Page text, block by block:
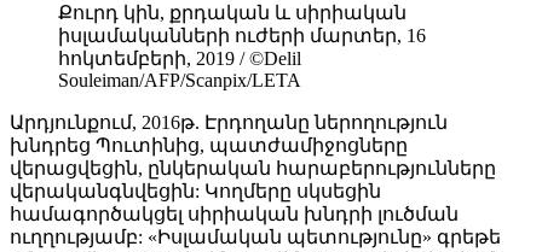
Քուրդ կին, քրդական և սիրիական
իսլամականների ուժերի մարտեր, 16
հոկտեմբերի, 2019 / ©Delil
Souleiman/AFP/Scanpix/LETA
Արդյունքում, 2016թ. Էրդողանը ներողություն
խնդրեց Պուտինից, պատժամիջոցները
վերացվեցին, ընկերական հարաբերությունները
վերականգնվեցին: Կողմերը սկսեցին
համագործակցել սիրիական խնդրի լուծման
ուղղությամբ: «Իսլամական պետությունը» գրեթե